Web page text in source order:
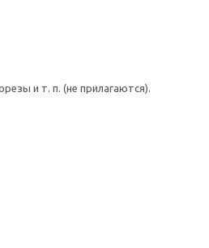
и т. п. (не прилагаются).